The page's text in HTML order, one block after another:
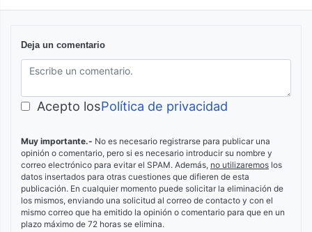
Deja un comentario
Acepto losPolítica de privacidad
Muy importante.- No es necesario registrarse para publicar una
opinión o comentario, pero si es necesario introducir su nombre y
correo electrónico para evitar el SPAM. Además, no utilizaremos los
datos insertados para otras cuestiones que difieren de esta
publicación. En cualquier momento puede solicitar la eliminación de
los mismos, enviando una solicitud al correo de contacto y con el
mismo correo que ha emitido la opinión o comentario para que en un
plazo máximo de 72 horas se elimina.